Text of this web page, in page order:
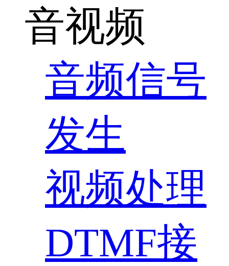
音视频
音频信号
发生
视频处理
DTMF接